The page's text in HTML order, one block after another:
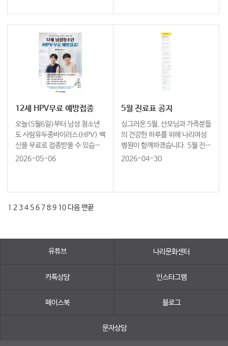
12세 HPV무료 예방접종
오늘(5월6일)부터 남성 청소년
도 사람유두종바이러스(HPV) 백
신을 무료로 접종받을 수 있습니
다. 지원 대상은 2014년(2014.
2026-05-06
5월 진료표 공지
싱그러운 5월, 산모님과 가족분들
의 건강한 하루를 위해 나리여성
병원이 함께하겠습니다. 5월 진료
일정을 안내드립니다.
2026-04-30
1 2 3456789 10 다음 맨끝
유튜브 나리문화센터
카톡상담 인스타그램
페이스북 블로그
문자상담